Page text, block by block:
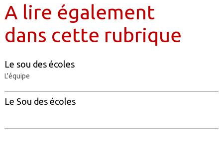
A lire également
dans cette rubrique
Le sou des écoles
L'équipe
Le Sou des écoles